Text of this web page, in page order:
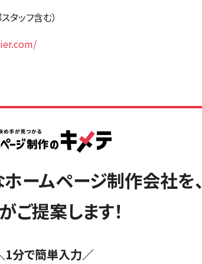
タッフ含む）
ームページ制作会社を、
ご提案します！
1分で簡単入力／